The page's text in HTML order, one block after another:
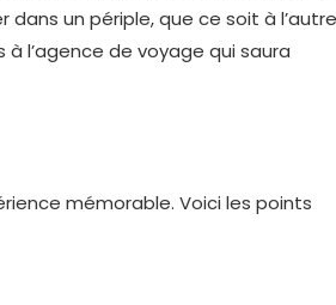
dans un périple, que ce soit à l’autre
l’agence de voyage qui saura
mémorable. Voici les points